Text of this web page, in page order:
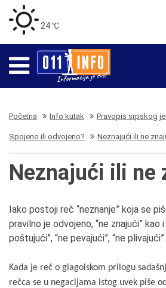
24 ℃
Početna Info kutak Pravopis srpskog
Spojeno ili odvojeno? Neznajući ili ne
Neznajući ili ne
Iako postoji reč “neznanje” koja se
pravilno je odvojeno, “ne znajući” kao
poštujući”, “ne pevajući”, “ne
Kada je reč o glagolskom prilogu
rečca se u negacijama istog uvek piše